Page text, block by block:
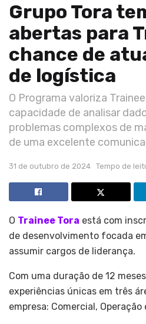
Grupo Tora
abertas para
chance de
de logística
O Programa valoriza
capacidade de analisar
problemas complexos de
de uma excelente
31 de outubro de 2024 Tempo de
O Trainee Tora está com
de desenvolvimento focada
assumir cargos de liderança.
Com uma duração de 12
experiências únicas em três
empresa: Comercial, Operação